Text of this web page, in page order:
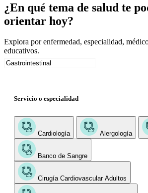
¿En qué tema de salud te
orientar hoy?
Explora por enfermedad, especialidad,
educativos.
Servicio o especialidad
Cardiología Alergología
Banco de Sangre
Cirugía Cardiovascular Adultos